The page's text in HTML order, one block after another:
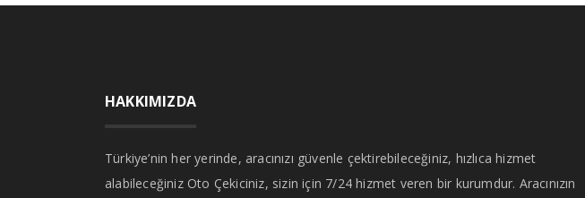
HAKKIMIZDA
Türkiye’nin her yerinde, aracınızı güvenle çektirebileceğiniz, hızlıca hizmet
alabileceğiniz Oto Çekiciniz, sizin için 7/24 hizmet veren bir kurumdur. Aracınızın